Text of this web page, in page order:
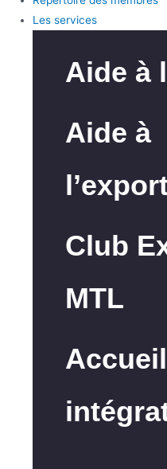
Les services
Aide à
Aide à
Club
MTL